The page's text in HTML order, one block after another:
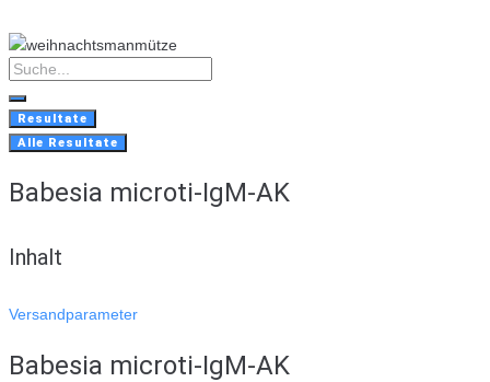
to
content
Search
...
Resultate
Alle Resultate
Babesia microti-IgM-AK
Inhalt
Versandparameter
Babesia microti-IgM-AK